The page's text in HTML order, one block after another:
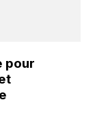
pour